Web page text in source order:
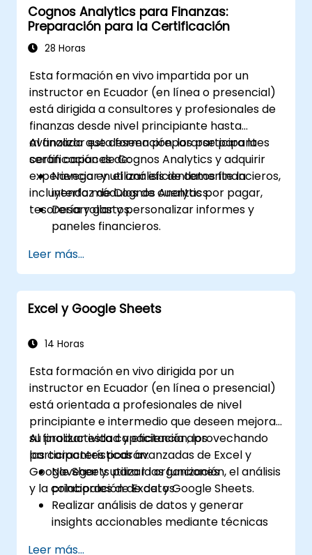
Cognos Analytics para Finanzas:
Preparación para la Certificación
28 Horas
Esta formación en vivo impartida por un
instructor en Ecuador (en línea o presencial)
está dirigida a consultores y profesionales de
finanzas desde nivel principiante hasta
avanzado que deseen prepararse para la
certificación de Cognos Analytics y adquirir
experiencia en el análisis de datos financieros,
incluyendo módulos de cuentas por pagar,
tesorería y gastos.
Al finalizar esta formación, los participantes
serán capaces de:
Navegar y utilizar eficientemente la
interfaz de Cognos Analytics.
Desarrollar y personalizar informes y
paneles financieros.
consultas.
Prepararse para el examen de
certificación de Cognos Analytics.
Leer más...
Excel y Google Sheets
14 Horas
Esta formación en vivo dirigida por un
instructor en Ecuador (en línea o presencial)
está orientada a profesionales de nivel
principiante e intermedio que deseen mejorar
su productividad y eficiencia aprovechando
las características avanzadas de Excel y
Google Sheets para la organización, el análisis
y la colaboración de datos.
Al finalizar esta capacitación, los
participantes podrán:
Navegar y utilizar las funciones
principales de Excel y Google Sheets.
Realizar análisis de datos y generar
insights accionables mediante técnicas
Leer más...